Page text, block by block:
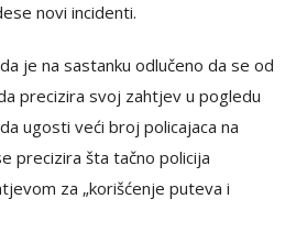
novi incidenti.
je na sastanku odlučeno da se od
precizira svoj zahtjev u pogledu
ugosti veći broj policajaca na
precizira šta tačno policija
za „korišćenje puteva i